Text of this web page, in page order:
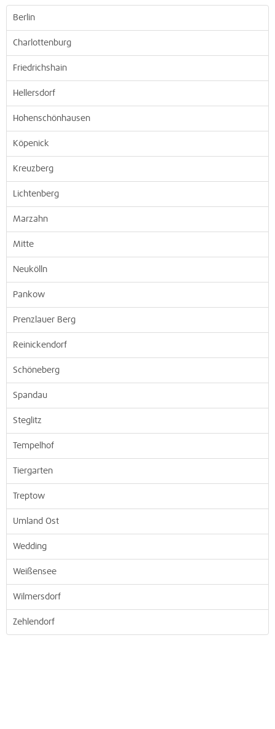
Berlin
Charlottenburg
Friedrichshain
Hellersdorf
Hohenschönhausen
Köpenick
Kreuzberg
Lichtenberg
Marzahn
Mitte
Neukölln
Pankow
Prenzlauer Berg
Reinickendorf
Schöneberg
Spandau
Steglitz
Tempelhof
Tiergarten
Treptow
Umland Ost
Wedding
Weißensee
Wilmersdorf
Zehlendorf